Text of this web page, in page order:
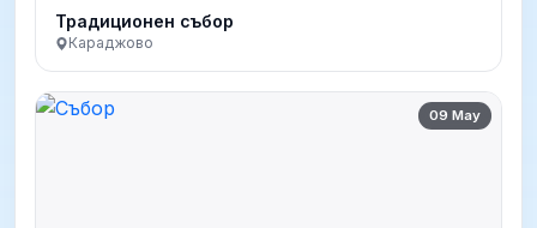
Традиционен събор
Караджово
09 May